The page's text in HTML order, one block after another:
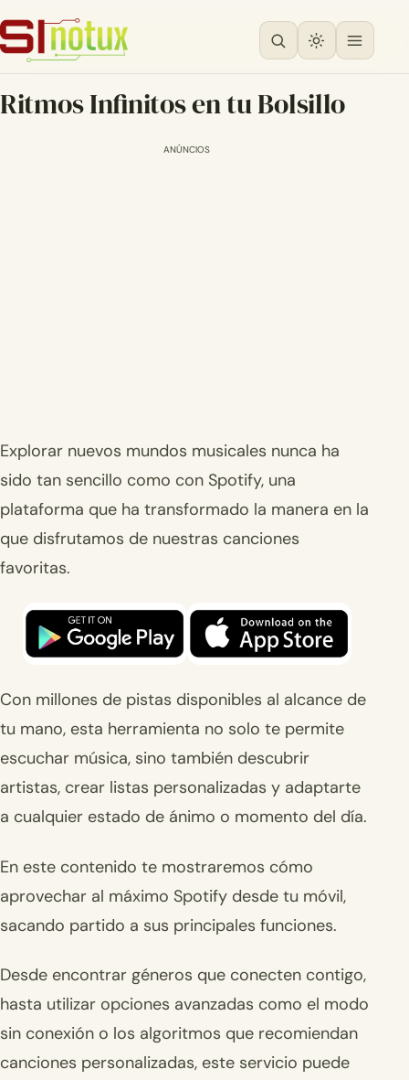
Ritmos Infinitos en tu Bolsillo
ANÚNCIOS
Explorar nuevos mundos musicales nunca ha
sido tan sencillo como con Spotify, una
plataforma que ha transformado la manera en la
que disfrutamos de nuestras canciones
favoritas.
Con millones de pistas disponibles al alcance de
tu mano, esta herramienta no solo te permite
escuchar música, sino también descubrir
artistas, crear listas personalizadas y adaptarte
a cualquier estado de ánimo o momento del día.
En este contenido te mostraremos cómo
aprovechar al máximo Spotify desde tu móvil,
sacando partido a sus principales funciones.
Desde encontrar géneros que conecten contigo,
hasta utilizar opciones avanzadas como el modo
sin conexión o los algoritmos que recomiendan
canciones personalizadas, este servicio puede